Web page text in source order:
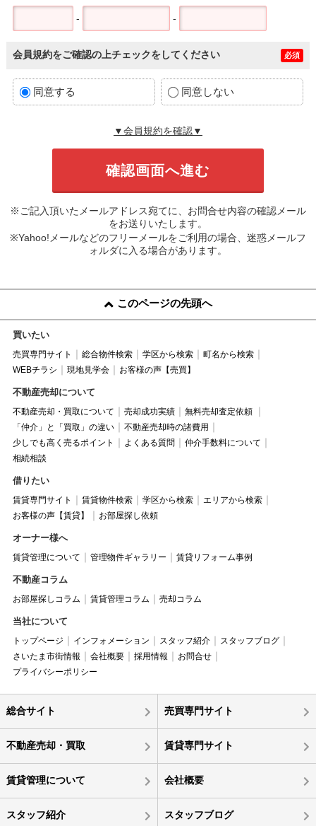
- -
会員規約をご確認の上チェックをしてください 必須
同意する 同意しない
▼会員規約を確認▼
※ご記入頂いたメールアドレス宛てに、お問合せ内容の確認メール
をお送りいたします。
※Yahoo!メールなどのフリーメールをご利用の場合、迷惑メールフ
ォルダに入る場合があります。
このページの先頭へ
買いたい
売買専門サイト 総合物件検索 学区から検索
町名から検索
WEBチラシ
現地見学会 お客様の声【売買】
不動産売却について
不動産売却・買取について 売却成功実績
無料売却査定依頼
「仲介」と「買取」の違い
不動産売却時の諸費用
少しでも高く売るポイント
よくある質問
仲介手数料について
相続相談
借りたい
賃貸専門サイト 賃貸物件検索 学区から検索
エリアから検索
お客様の声【賃貸】
お部屋探し依頼
オーナー様へ
賃貸管理について 管理物件ギャラリー 賃貸リフォーム事例
不動産コラム
お部屋探しコラム 賃貸管理コラム 売却コラム
当社について
トップページ インフォメーション スタッフ紹介
スタッフブログ
さいたま市街情報
会社概要 採用情報
お問合せ
プライバシーポリシー
総合サイト 売買専門サイト
不動産売却・買取 賃貸専門サイト
賃貸管理について 会社概要
スタッフ紹介 スタッフブログ